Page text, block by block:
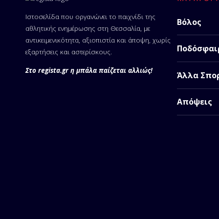
Ιστοσελίδα που οργανώνει το παιχνίδι της
αθλητικής ενημέρωσης στη Θεσσαλία, με
αντικειμενικότητα, αξιοπιστία και άποψη, χωρίς
εξαρτήσεις και αστερίσκους.
Στο regista.gr η μπάλα παίζεται αλλιώς!
Βόλος
Άλλα
Απόψεις